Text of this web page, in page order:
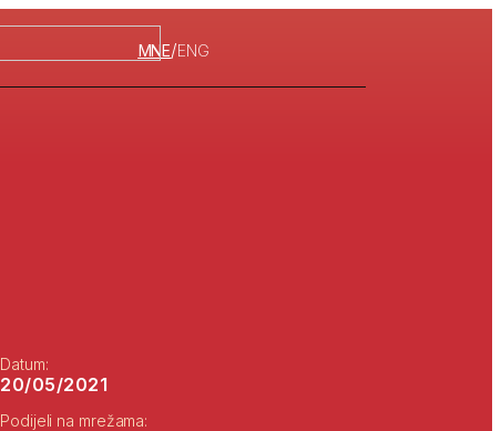
MNE/ENG
Datum:
20/05/2021
Podijeli na mrežama: